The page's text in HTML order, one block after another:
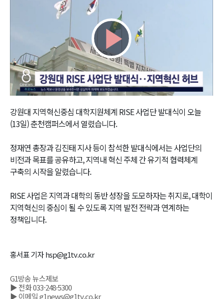
Play
Video
강원대 지역혁신중심 대학지원체계 RISE 사업단 발대식이 오늘
(13일) 춘천캠퍼스에서 열렸습니다.
정재연 총장과 김진태 지사 등이 참석한 발대식에서는 사업단의
비전과 목표를 공유하고, 지역내 혁신 주체 간 유기적 협력체계
구축의 시작을 알렸습니다.
RISE 사업은 지역과 대학의 동반 성장을 도모하자는 취지로, 대학이
지역혁신의 중심이 될 수 있도록 지역 발전 전략과 연계하는
정책입니다.
홍서표 기자 hsp@g1tv.co.kr
G1방송 뉴스제보
▶ 전화 033-248-5300
▶ 이메일 g1news@g1tv.co.kr